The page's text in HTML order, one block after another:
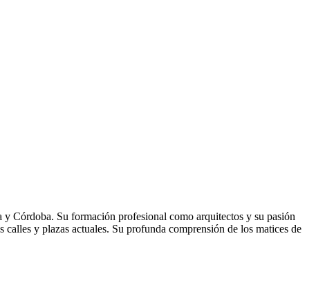
Córdoba. Su formación profesional como arquitectos y su pasión
y plazas actuales. Su profunda comprensión de los matices de